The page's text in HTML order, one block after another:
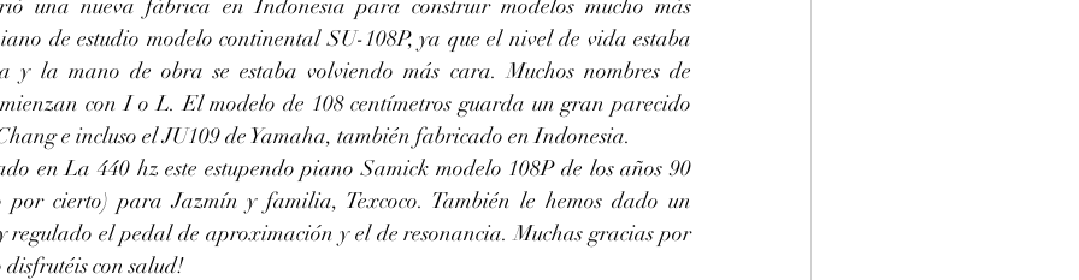
una nueva fábrica en Indonesia para construir modelos mucho más
de estudio modelo continental SU-108P, ya que el nivel de vida estaba
y la mano de obra se estaba volviendo más cara. Muchos nombres de
con I o L. El modelo de 108 centímetros guarda un gran parecido
e incluso el JU109 de Yamaha, también fabricado en Indonesia.
por cierto) para Jazmín y familia, Texcoco. También le hemos dado un
regulado el pedal de aproximación y el de resonancia. Muchas gracias por
con salud!